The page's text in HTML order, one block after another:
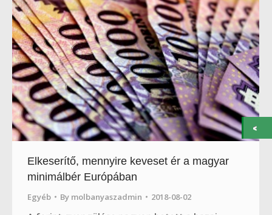
Elkeserítő, mennyire keveset ér a magyar
minimálbér Európában
Egyéb By molbanyaszadmin 2018-08-02